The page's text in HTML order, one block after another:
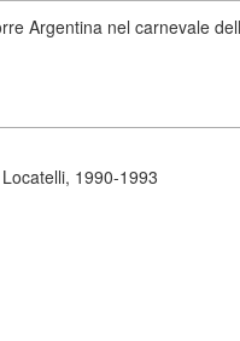
Argentina nel carnevale
1990-1993